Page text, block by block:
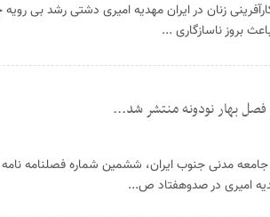
زنان در ایران مهدیه امیری دشتی رشد بی
بروز ناسازگاری ...
بهار نودونه منتشر شد...
جامعه مدنی جنوب ایران، ششمین شماره فصلنامه
امیری در صدوهفتاد ص...